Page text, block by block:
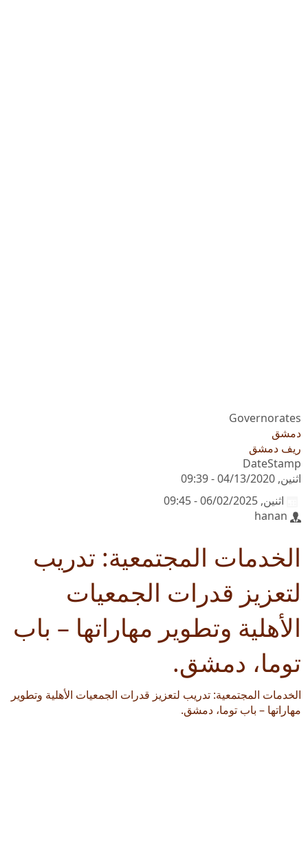
Governorates
دمشق
ريف دمشق
DateStamp
اثنين, 04/13/2020 - 09:39
اثنين, 06/02/2025 - 09:45
hanan
الخدمات المجتمعية: تدريب
لتعزيز قدرات الجمعيات
الأهلية وتطوير مهاراتها – باب
توما، دمشق.
الخدمات المجتمعية: تدريب لتعزيز قدرات الجمعيات الأهلية وتطوير
مهاراتها – باب توما، دمشق.